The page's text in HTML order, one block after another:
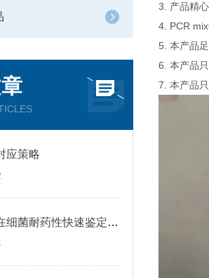
应策略
PCR试剂盒在细菌耐药性快速鉴定中的关键作用
3. 产品精
4. PCR
5. 本产品
6. 本产品
7. 本产品